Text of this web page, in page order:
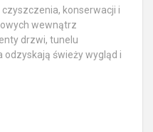
konserwacji i
wewnątrz
drzwi, tunelu
świeży wygląd i